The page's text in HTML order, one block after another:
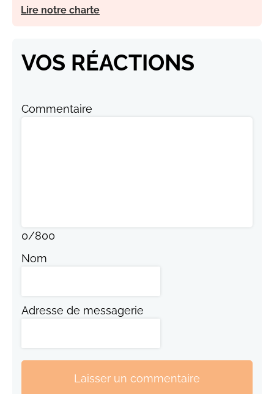
Lire notre charte
VOS RÉACTIONS
Commentaire
0/800
Nom
Adresse de messagerie
Laisser un commentaire